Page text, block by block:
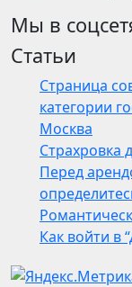
Мы в
Статьи
Страница
категории
Москва
Страхровка
Перед
Как войти в